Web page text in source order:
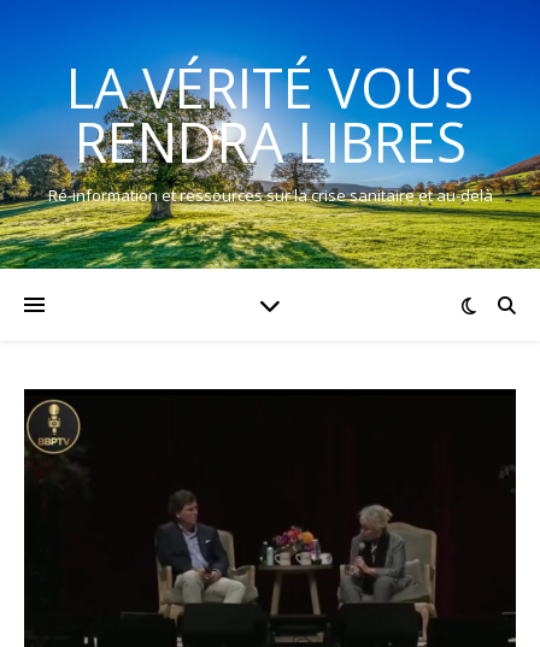
LA VÉRITÉ VOUS
RENDRA LIBRES
Ré-information et ressources sur la crise sanitaire et au-delà